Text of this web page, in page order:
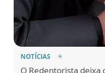
NOTÍCIAS
O Redentorista deixa